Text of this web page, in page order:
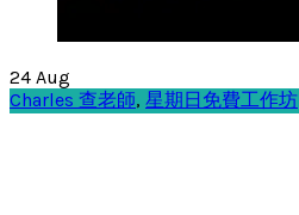
24 Aug
Charles 查老師, 星期日免費工作坊